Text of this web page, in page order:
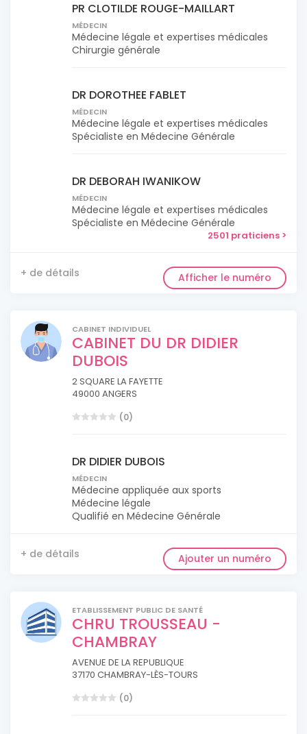
PR CLOTILDE ROUGE-MAILLART
MÉDECIN
Médecine légale et expertises médicales
Chirurgie générale
DR DOROTHEE FABLET
MÉDECIN
Médecine légale et expertises médicales
Spécialiste en Médecine Générale
DR DEBORAH IWANIKOW
MÉDECIN
Médecine légale et expertises médicales
Spécialiste en Médecine Générale
2501 praticiens >
+ de détails Afficher le numéro
CABINET INDIVIDUEL
CABINET DU DR DIDIER
DUBOIS
2 SQUARE LA FAYETTE
49000 ANGERS
(0)
DR DIDIER DUBOIS
MÉDECIN
Médecine appliquée aux sports
Médecine légale
Qualifié en Médecine Générale
+ de détails Ajouter un numéro
ETABLISSEMENT PUBLIC DE SANTÉ
CHRU TROUSSEAU -
CHAMBRAY
AVENUE DE LA REPUBLIQUE
37170 CHAMBRAY-LÈS-TOURS
(0)